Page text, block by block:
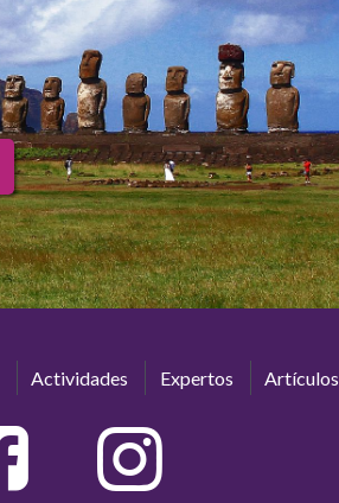
Actividades Expertos Artículos